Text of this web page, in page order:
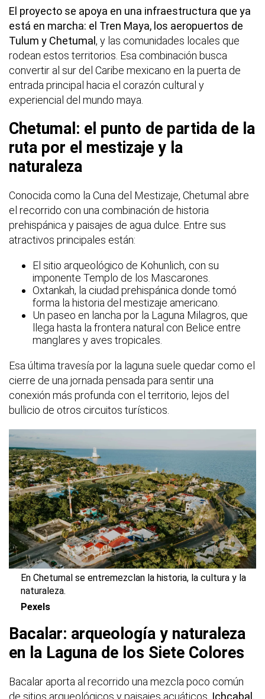
El proyecto se apoya en una infraestructura que ya
está en marcha: el Tren Maya, los aeropuertos de
Tulum y Chetumal , y las comunidades locales que
rodean estos territorios. Esa combinación busca
convertir al sur del Caribe mexicano en la puerta de
entrada principal hacia el corazón cultural y
experiencial del mundo maya.
Chetumal: el punto de partida de la
ruta por el mestizaje y la
naturaleza
Conocida como la Cuna del Mestizaje, Chetumal abre
el recorrido con una combinación de historia
prehispánica y paisajes de agua dulce. Entre sus
atractivos principales están:
El sitio arqueológico de Kohunlich, con su
imponente Templo de los Mascarones.
Oxtankah, la ciudad prehispánica donde tomó
forma la historia del mestizaje americano.
Un paseo en lancha por la Laguna Milagros, que
llega hasta la frontera natural con Belice entre
manglares y aves tropicales.
Esa última travesía por la laguna suele quedar como el
cierre de una jornada pensada para sentir una
conexión más profunda con el territorio, lejos del
bullicio de otros circuitos turísticos.
En Chetumal se entremezclan la historia, la cultura y la
naturaleza.
Pexels
Bacalar: arqueología y naturaleza
en la Laguna de los Siete Colores
Bacalar aporta al recorrido una mezcla poco común